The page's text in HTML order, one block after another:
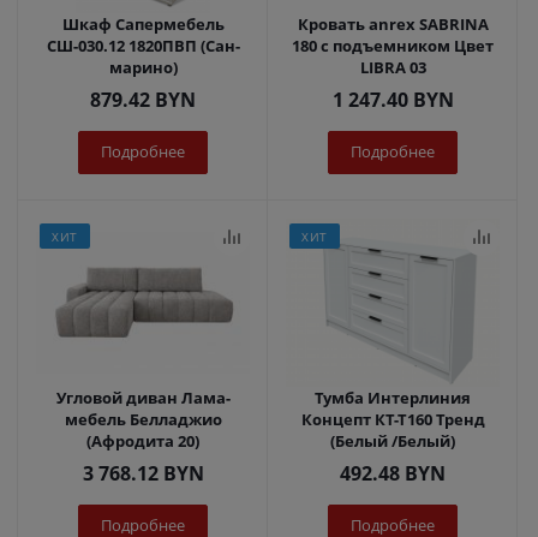
Шкаф Сапермебель
СШ-030.12 1820ПВП (Сан-
марино)
879.42 BYN
Подробнее
Кровать anrex SABRINA
180 с подъемником Цвет
LIBRA 03
1 247.40BYN
Подробнее
ХИТ
Угловой диван Лама-
мебель Белладжио
(Афродита 20)
3 768.12BYN
Подробнее
ХИТ
Тумба Интерлиния
Концепт КТ-Т160 Тренд
(Белый /Белый)
492.48 BYN
Подробнее